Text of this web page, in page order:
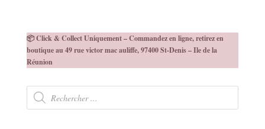
📦 Click & Collect Uniquement – Commandez en ligne, retirez en
boutique au 49 rue victor mac auliffe, 97400 St-Denis – Ile de la
Réunion
Recherche
produits